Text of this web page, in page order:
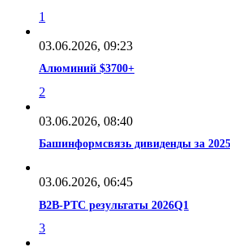
1
03.06.2026, 09:23
Алюминий $3700+
2
03.06.2026, 08:40
Башинформсвязь дивиденды за
03.06.2026, 06:45
В2В-РТС результаты 2026Q1
3